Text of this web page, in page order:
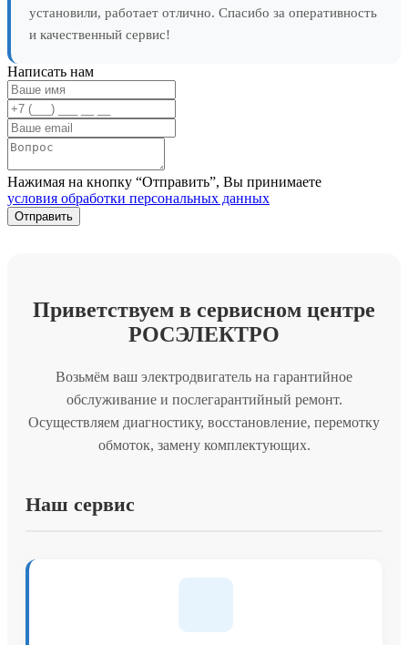
установили, работает отлично. Спасибо за оперативность
и качественный сервис!
Написать нам
Нажимая на кнопку “Отправить”, Вы принимаете
условия обработки персональных данных
Приветствуем в сервисном центре
РОСЭЛЕКТРО
Возьмём ваш электродвигатель на гарантийное
обслуживание и послегарантийный ремонт.
Осуществляем диагностику, восстановление, перемотку
обмоток, замену комплектующих.
Наш сервис